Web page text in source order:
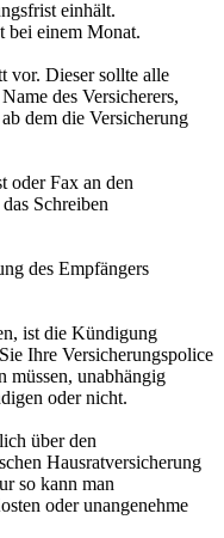
einhält.
bei einem Monat.
vor. Dieser sollte alle
des Versicherers,
dem die Versicherung
oder Fax an den
Schreiben
des Empfängers
ist die Kündigung
Ihre Versicherungspolice
müssen, unabhängig
oder nicht.
über den
Hausratversicherung
so kann man
oder unangenehme